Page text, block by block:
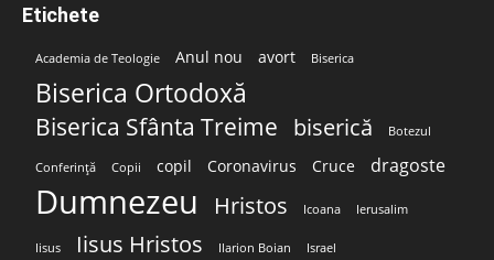
Etichete
Academia de Teologie Anul nou avort Biserica
Biserica Ortodoxă
Biserica Sfânta Treime biserică Botezul
Conferință Copii copil Coronavirus Cruce dragoste
Dumnezeu Hristos Icoana Ierusalim
Iisus Iisus Hristos Ilarion Boian Israel